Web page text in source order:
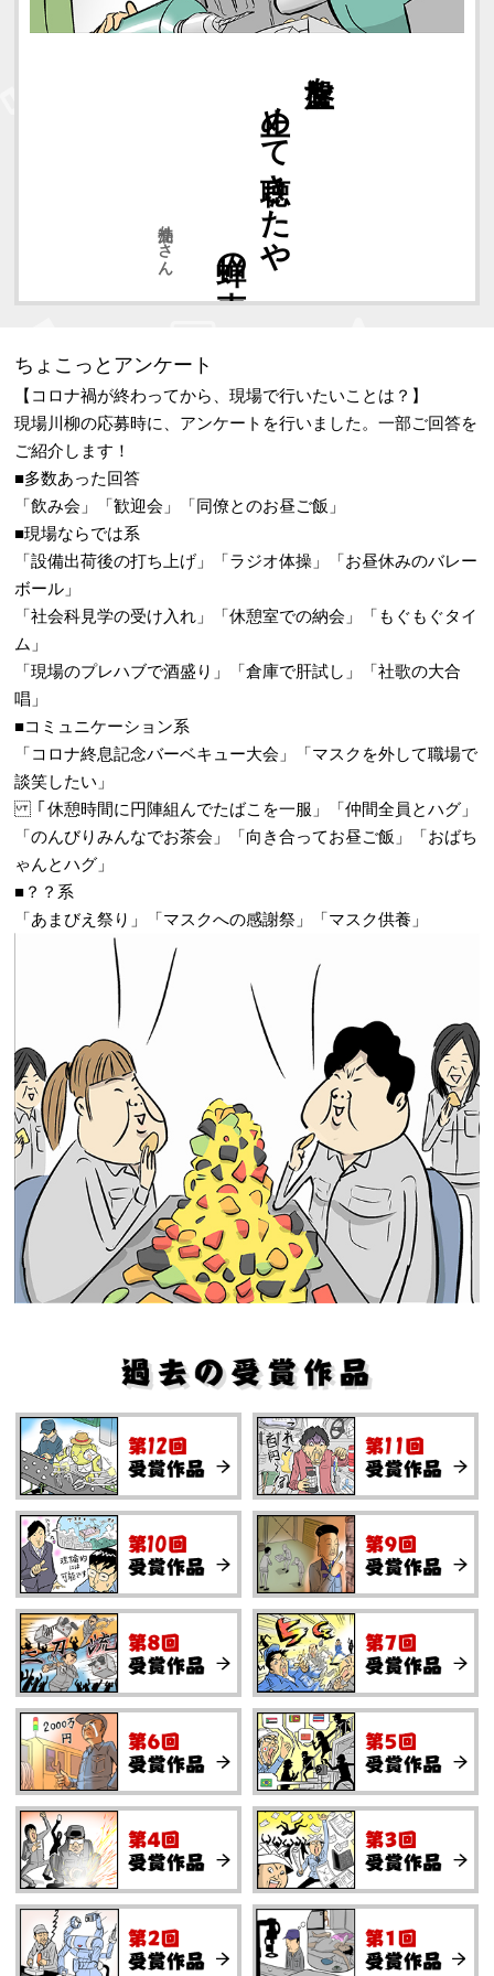
旋盤を
止めて聴きたや
油売りさん
ちょこっとアンケート
【コロナ禍が終わってから、現場で行いたいことは？】
現場川柳の応募時に、アンケートを行いました。一部ご回答を
ご紹介します！
■多数あった回答
「飲み会」「歓迎会」「同僚とのお昼ご飯」
■現場ならでは系
「設備出荷後の打ち上げ」「ラジオ体操」「お昼休みのバレー
ボール」
「社会科見学の受け入れ」「休憩室での納会」「もぐもぐタイ
ム」
「現場のプレハブで酒盛り」「倉庫で肝試し」「社歌の大合
唱」
■コミュニケーション系
「コロナ終息記念バーベキュー大会」「マスクを外して職場で
談笑したい」
「休憩時間に円陣組んでたばこを一服」「仲間全員とハグ」
「のんびりみんなでお茶会」 「向き合ってお昼ご飯」「おばち
ゃんとハグ」
■？？系
「あまびえ祭り」「マスクへの感謝祭」「マスク供養」